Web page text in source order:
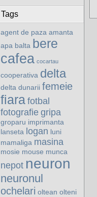
Tags
agent de paza amanta
apa balta bere
cafea cocartau
cooperativa delta
delta dunarii femeie
fiara fotbal
fotografie gripa
groparu imprimanta
lanseta logan luni
mamaliga masina
mosie mouse munca
nepot neuron
neuronul
ochelari oltean olteni